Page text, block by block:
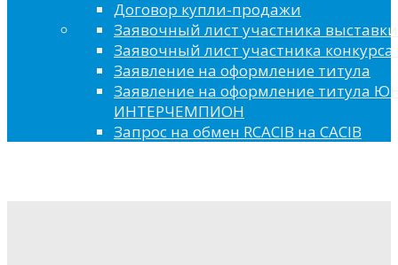
Договор купли-продажи
Заявочный лист участника выставки
Заявочный лист участника конкурса
Заявление на оформление титула
Заявление на оформление титула
ИНТЕРЧЕМПИОН
Запрос на обмен RCACIB на CACIB